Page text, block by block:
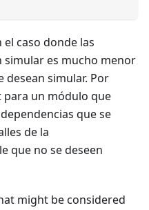
caso donde las
simular es mucho menor
desean simular. Por
para un módulo que
que se
de la
que no se deseen
might be considered